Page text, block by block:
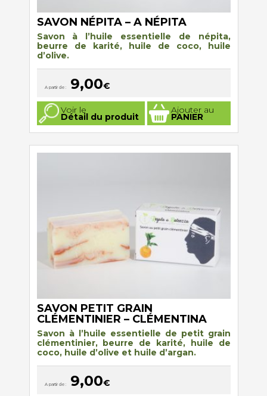
SAVON NÉPITA – A NÉPITA
Savon à l’huile essentielle de népita,
beurre de karité, huile de coco, huile
d’olive.
A partir de : 9,00€
Voir le
Détail du produit
Ajouter au
PANIER
Ce
produit
a
plusieurs
Les
options
produit
SAVON PETIT GRAIN
CLÉMENTINIER – CLÉMENTINA
Savon à l’huile essentielle de petit grain
clémentinier, beurre de karité, huile de
coco, huile d’olive et huile d’argan.
A partir de : 9,00€